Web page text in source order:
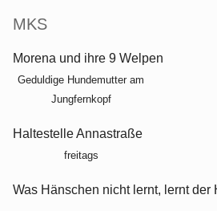
MKS
Morena und ihre 9 Welpen
Geduldige Hundemutter am
Jungfernkopf
Haltestelle Annastraße
freitags
Was Hänschen nicht lernt, lernt der